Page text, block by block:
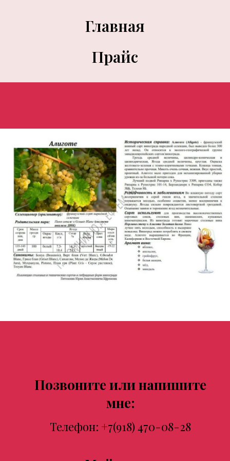
Главная
Прайс
Позвоните или напишите
мне:
Телефон: +7(918) 470-08-28